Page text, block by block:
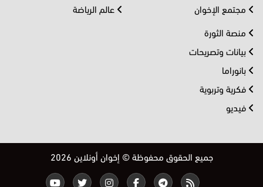
مجتمع الإخوان
عالم الرياضة
منصة الثورة
بيانات وتصريحات
بانوراما
فكرية وتربوية
فيديو
جميع الحقوق محفوظة © إخوان أونلاين 2026